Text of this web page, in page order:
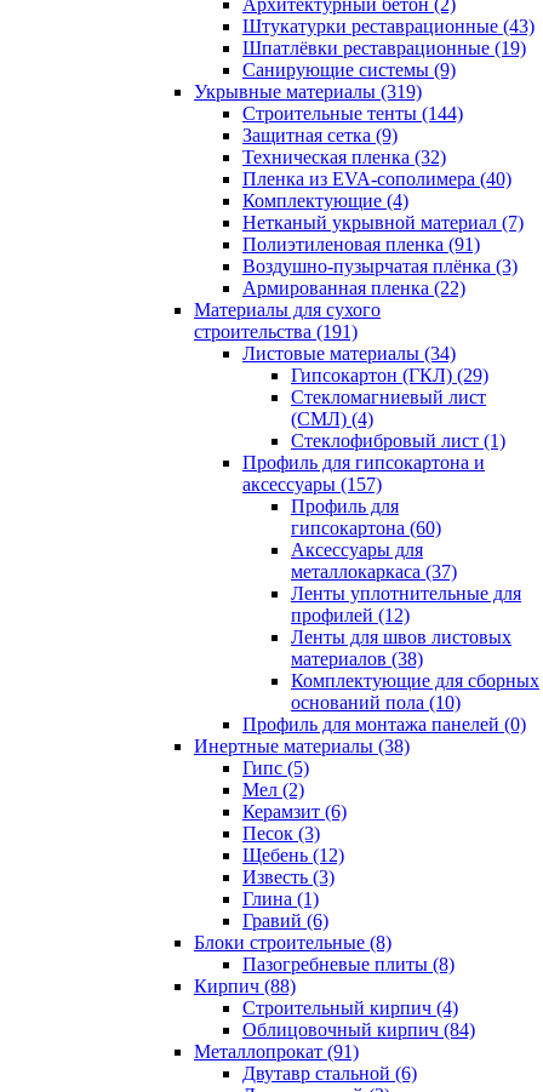
Архитектурный бетон (2)
Штукатурки реставрационные (43)
Шпатлёвки реставрационные (19)
Санирующие системы (9)
Укрывные материалы (319)
Строительные тенты (144)
Защитная сетка (9)
Техническая пленка (32)
Пленка из EVA-сополимера (40)
Комплектующие (4)
Нетканый укрывной материал (7)
Полиэтиленовая пленка (91)
Воздушно-пузырчатая плёнка (3)
Армированная пленка (22)
Материалы для сухого
строительства (191)
Листовые материалы (34)
Гипсокартон (ГКЛ) (29)
Стекломагниевый лист
(СМЛ) (4)
Cтеклофибровый лист (1)
Профиль для гипсокартона и
аксессуары (157)
Профиль для
гипсокартона (60)
Аксессуары для
металлокаркаса (37)
Ленты уплотнительные для
профилей (12)
Ленты для швов листовых
материалов (38)
Комплектующие для сборных
оснований пола (10)
Профиль для монтажа панелей (0)
Инертные материалы (38)
Гипс (5)
Мел (2)
Керамзит (6)
Песок (3)
Щебень (12)
Известь (3)
Глина (1)
Гравий (6)
Блоки строительные (8)
Пазогребневые плиты (8)
Кирпич (88)
Строительный кирпич (4)
Облицовочный кирпич (84)
Металлопрокат (91)
Двутавр стальной (6)